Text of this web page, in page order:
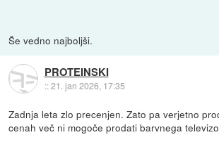
Še vedno najboljši.
PROTEINSKI
::21. jan 2026, 17:35
Zadnja leta zlo precenjen. Zato pa verjetno
cenah več ni mogoče prodati barvnega